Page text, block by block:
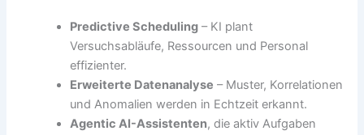
Predictive Scheduling – KI plant
Versuchsabläufe, Ressourcen und Personal
effizienter.
Erweiterte Datenanalyse – Muster, Korrelationen
und Anomalien werden in Echtzeit erkannt.
Agentic AI-Assistenten, die aktiv Aufgaben